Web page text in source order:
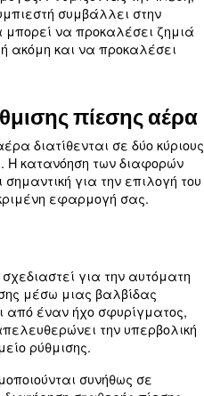
του αεροσυμπιεστή
συστήματα.
την έξοδο
να διατηρεί
τη μέγιστη
εργαλεία και
και σταθερά,
εισόδου.
ασφαλών και
μπορεί να
ή ακόμη και να